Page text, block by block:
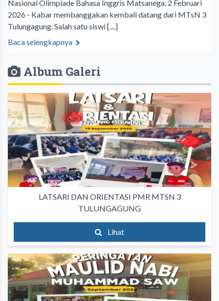
Nasional Olimpiade Bahasa Inggris Matsanega, 2 Februari
2026 - Kabar membanggakan kembali datang dari MTsN 3
Tulungagung. Salah satu siswi [....]
Baca selengkapnya
Album Galeri
LATSARI DAN ORIENTASI PMR MTSN 3
TULUNGAGUNG
Lihat